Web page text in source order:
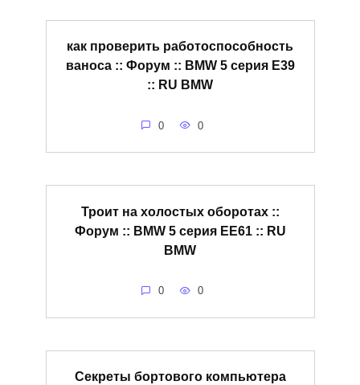
как проверить работоспособность
ваноса :: Форум :: BMW 5 серия E39
:: RU BMW
0 0
Троит на холостых оборотах ::
Форум :: BMW 5 серия EE61 :: RU
BMW
0 0
Секреты бортового компьютера